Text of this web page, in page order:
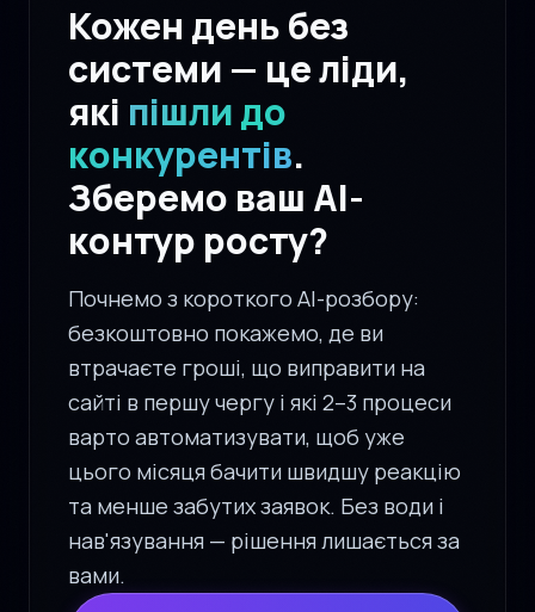
Кожен день без
системи — це ліди,
які пішли до
конкурентів.
Зберемо ваш AI-
контур росту?
Почнемо з короткого AI-розбору:
безкоштовно покажемо, де ви
втрачаєте гроші, що виправити на
сайті в першу чергу і які 2–3 процеси
варто автоматизувати, щоб уже
цього місяця бачити швидшу реакцію
та менше забутих заявок. Без води і
нав'язування — рішення лишається за
вами.